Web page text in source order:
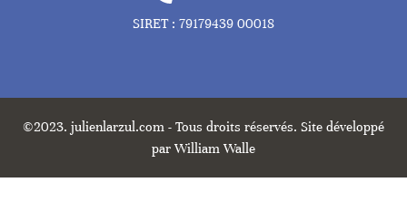
SIRET : 79179439 00018
©2023. julienlarzul.com - Tous droits réservés. Site développé
par William Walle